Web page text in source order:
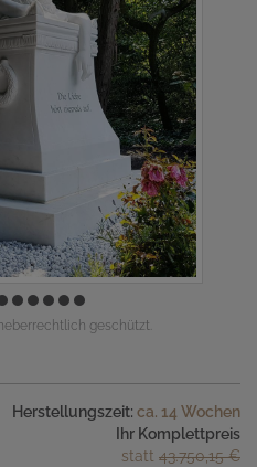
geschützt.
Herstellungszeit: ca. 14 Wochen
Ihr Komplettpreis
statt 43.750,15 €